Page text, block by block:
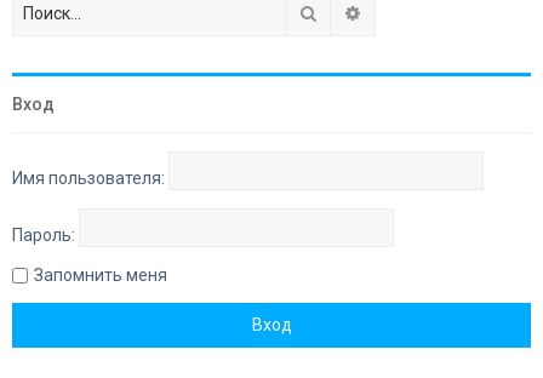
Поиск
Вход
Имя пользователя:
Пароль:
Запомнить меня